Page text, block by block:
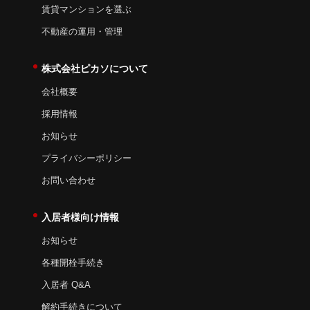
賃貸マンションを選ぶ
不動産の運用・管理
株式会社ピカソについて
会社概要
採用情報
お知らせ
プライバシーポリシー
お問い合わせ
入居者様向け情報
お知らせ
各種開栓手続き
入居者 Q&A
解約手続きについて